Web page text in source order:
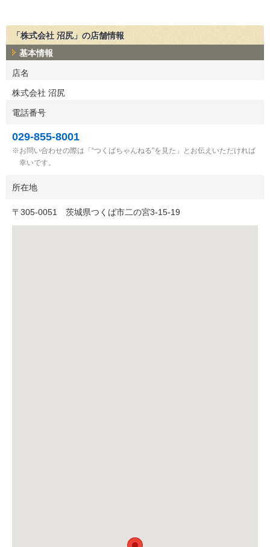
「株式会社 沼尻」の店舗情報
基本情報
店名
株式会社 沼尻
電話番号
029-855-8001
お問い合わせの際は「“つくばちゃんねる”を見た」とお伝えいただければ
幸いです。
所在地
〒 305-0051 茨城県つくば市二の宮3-15-19